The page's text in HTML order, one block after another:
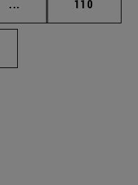
... Páginas intermedias
Página
110